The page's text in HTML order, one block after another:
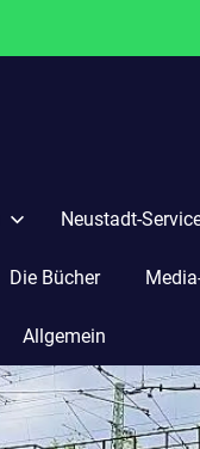
Neustadt-
Die Bücher
Allgemein